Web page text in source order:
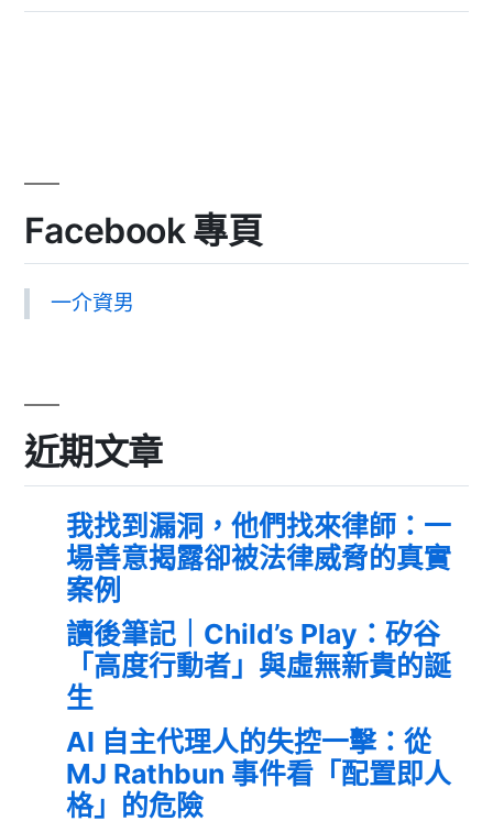
Facebook 專頁
一介資男
近期文章
我找到漏洞，他們找來律師：一
場善意揭露卻被法律威脅的真實
案例
讀後筆記｜Child’s Play：矽谷
「高度行動者」與虛無新貴的誕
生
AI 自主代理人的失控一擊：從
MJ Rathbun 事件看「配置即人
格」的危險